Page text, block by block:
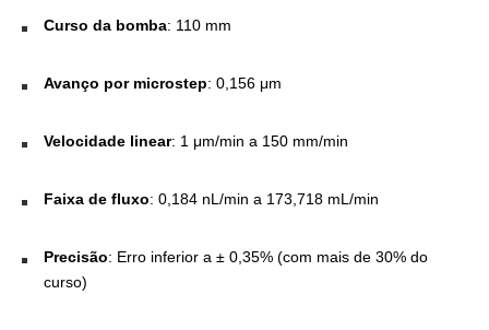
Curso da bomba: 110 mm
Avanço por microstep: 0,156 μm
Velocidade linear: 1 μm/min a 150 mm/min
Faixa de fluxo: 0,184 nL/min a 173,718 mL/min
Precisão: Erro inferior a ± 0,35% (com mais de 30% do
curso)